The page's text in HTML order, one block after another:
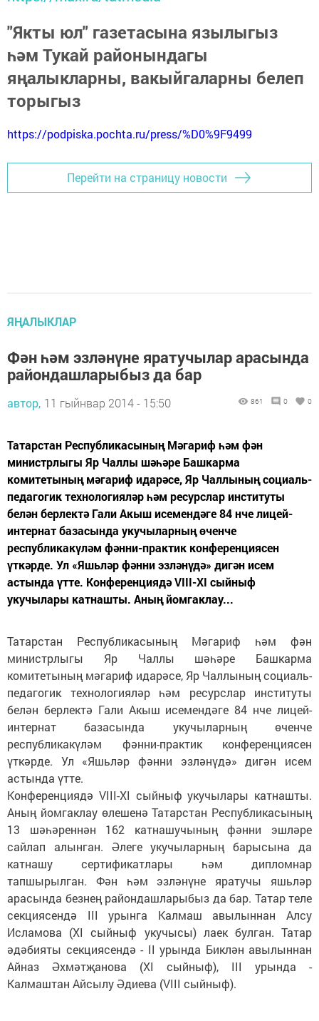
"Якты юл" газетасына язылыгыз
һәм Тукай районындагы
яңалыкларны, вакыйгаларны белеп
торыгыз
https://podpiska.pochta.ru/press/%D0%9F9499
Перейти на страницу новости
ЯҢАЛЫКЛАР
Фән һәм эзләнүне яратучылар арасында
райондашларыбыз да бар
автор, 11 гыйнвар 2014 - 15:50 861 0 0
Татарстан Республикасының Мәгариф һәм фән
министрлыгы Яр Чаллы шәһәре Башкарма
комитетының мәгариф идарәсе, Яр Чаллының социаль-
педагогик технологияләр һәм ресурслар институты
белән берлектә Гали Акыш исемендәге 84 нче лицей-
интернат базасында укучыларның өченче
республикакүләм фәнни-практик конференциясен
үткәрде. Ул «Яшьләр фәнни эзләнүдә» дигән исем
астында үтте. Конференциядә VIII-XI сыйныф
укучылары катнашты. Аның йомгаклау...
Татарстан Республикасының Мәгариф һәм фән
министрлыгы Яр Чаллы шәһәре Башкарма
комитетының мәгариф идарәсе, Яр Чаллының социаль-
педагогик технологияләр һәм ресурслар институты
белән берлектә Гали Акыш исемендәге 84 нче лицей-
интернат базасында укучыларның өченче
республикакүләм фәнни-практик конференциясен
үткәрде. Ул «Яшьләр фәнни эзләнүдә» дигән исем
астында үтте.
Конференциядә VIII-XI сыйныф укучылары катнашты.
Аның йомгаклау өлешенә Татарстан Республикасының
13 шәһәреннән 162 катнашучының фәнни эшләре
сайлап алынган. Әлеге укучыларның барысына да
катнашу сертификатлары һәм дипломнар
тапшырылган. Фән һәм эзләнүне яратучы яшьләр
арасында безнең райондашларыбыз да бар. Татар теле
секциясендә III урынга Калмаш авылыннан Алсу
Исламова (XI сыйныф укучысы) лаек булган. Татар
әдәбияты секциясендә - II урында Биклән авылыннан
Айназ Әхмәтҗанова (XI сыйныф), III урында -
Калмаштан Айсылу Әдиева (VIII сыйныф).